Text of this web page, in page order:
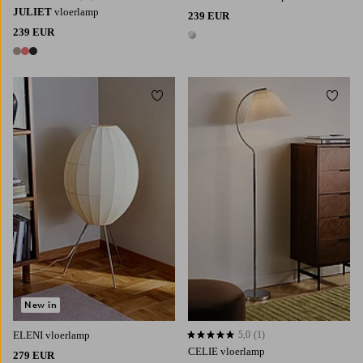
JULIET vloerlamp
239 EUR
3 kleuren
239 EUR
1 kleur
ELENI vloerlamp
279 EUR
New in
Toevoegen aan favorieten
CELIE vloerlamp
5,0 op basis van 1 beoordelingen
5,0 (1)